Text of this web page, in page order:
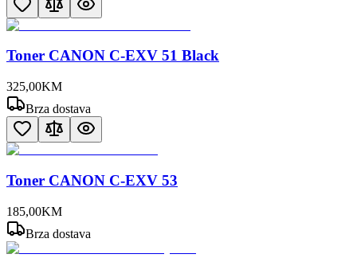
Toner CANON C-EXV 51 Black
325,00KM
Brza dostava
Toner CANON C-EXV 53
185,00KM
Brza dostava